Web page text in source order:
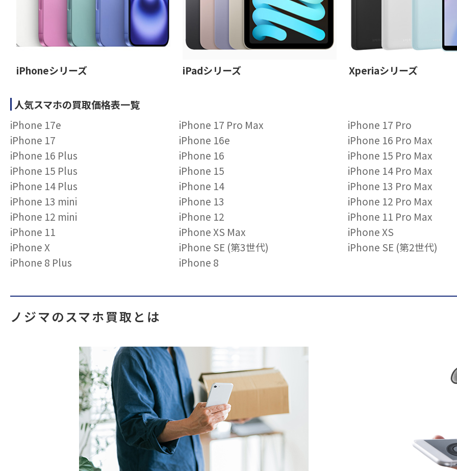
iPhoneシリーズ iPadシリーズ Xperiaシリーズ
人気スマホの買取価格表一覧
iPhone 17e
iPhone 17 Pro Max
iPhone 17 Pro
iPhone 17
iPhone 16e
iPhone 16 Pro Max
iPhone 16 Plus
iPhone 16
iPhone 15 Pro Max
iPhone 15 Plus
iPhone 15
iPhone 14 Pro Max
iPhone 14 Plus
iPhone 14
iPhone 13 Pro Max
iPhone 13 mini
iPhone 13
iPhone 12 Pro Max
iPhone 12 mini
iPhone 12
iPhone 11 Pro Max
iPhone 11
iPhone XS Max
iPhone XS
iPhone X
iPhone SE (第3世代)
iPhone SE (第2世代)
iPhone 8 Plus
iPhone 8
ノジマのスマホ買取とは